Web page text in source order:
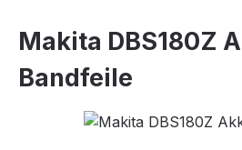
Makita DBS180Z
Bandfeile
Bildergalerie überspringen